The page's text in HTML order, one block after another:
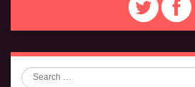
Search